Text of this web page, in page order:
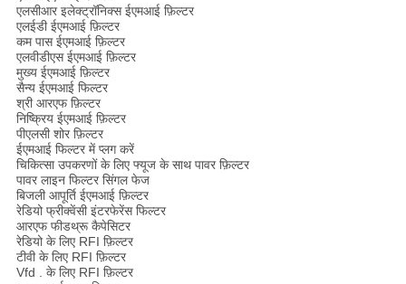
एलसीआर इलेक्ट्रॉनिक्स ईएमआई फ़िल्टर
एलईडी ईएमआई फ़िल्टर
कम पास ईएमआई फ़िल्टर
एलवीडीएस ईएमआई फ़िल्टर
मुख्य ईएमआई फ़िल्टर
सैन्य ईएमआई फिल्टर
श्री आरएफ फ़िल्टर
निष्क्रिय ईएमआई फ़िल्टर
पीएलसी शोर फ़िल्टर
ईएमआई फिल्टर में प्लग करें
चिकित्सा उपकरणों के लिए फ्यूज के साथ पावर फ़िल्टर
पावर लाइन फिल्टर सिंगल फेज
बिजली आपूर्ति ईएमआई फ़िल्टर
रेडियो फ्रीक्वेंसी इंटरफेरेंस फिल्टर
आरएफ फीडथ्रू कैपेसिटर
रेडियो के लिए RFI फ़िल्टर
टीवी के लिए RFI फ़िल्टर
Vfd . के लिए RFI फ़िल्टर